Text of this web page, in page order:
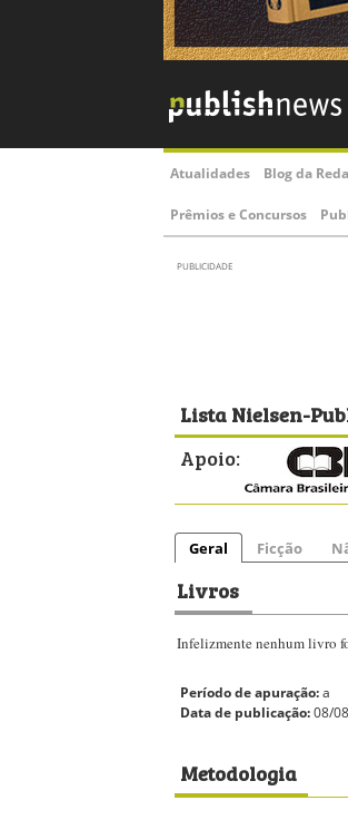
Atualidades Blog da
Prêmios e Concursos
PUBLICIDADE
Lista Nielsen-
Apoio:
Geral Ficção
Livros
Infelizmente nenhum livro
Período de apuração:a
Data de publicação:08/
Metodologia